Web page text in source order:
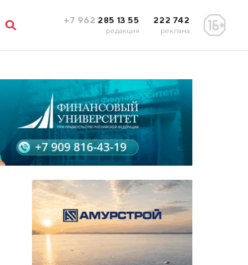
+7 962 285 13 55
редакция
222 742
реклама